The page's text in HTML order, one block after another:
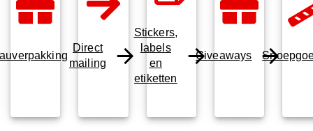
Direct
mailing
Stickers,
labels
en
etiketten
Giveaways